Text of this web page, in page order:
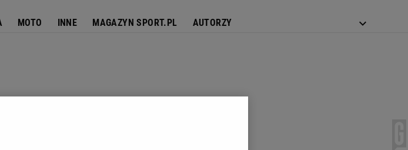
MOTO INNE MAGAZYN SPORT.PL AUTORZY